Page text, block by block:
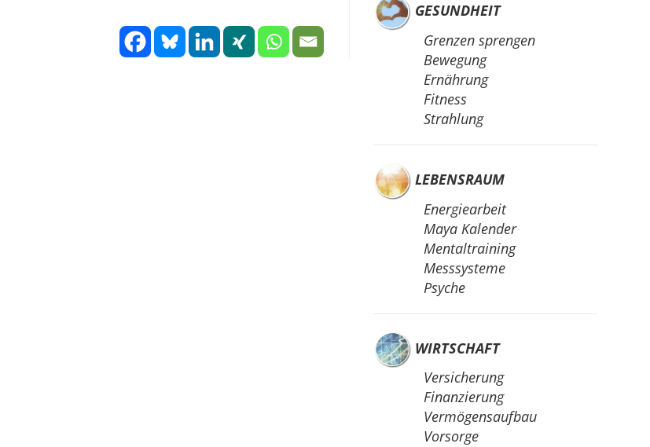
GESUNDHEIT
Grenzen sprengen
Bewegung
Ernährung
Fitness
Strahlung
LEBENSRAUM
Energiearbeit
Maya Kalender
Mentaltraining
Messsysteme
Psyche
WIRTSCHAFT
Versicherung
Finanzierung
Vermögensaufbau
Vorsorge